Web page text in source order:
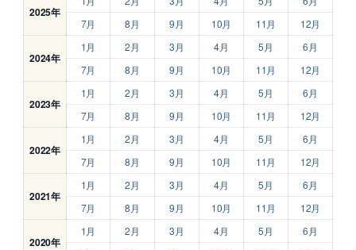
2025年
7月
8月 9月 10月 11月 12月
2024年
1月 2月 3月 4月 5月
6月
7月
8月 9月 10月 11月 12月
2023年
1月 2月 3月 4月 5月
6月
7月
8月 9月 10月 11月 12月
2022年
1月 2月 3月 4月 5月
6月
7月
8月 9月 10月 11月 12月
2021年
1月 2月 3月 4月 5月
6月
7月
8月 9月 10月 11月 12月
2020年
1月 2月 3月 4月 5月
6月